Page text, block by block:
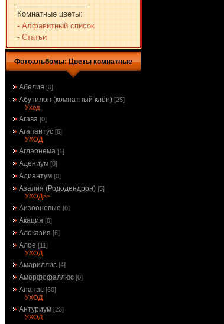
Комнатные цветы:
- Алфавитный список
- Статьи
Фотоальбомы: Цветы комнатные
Абелия [0]
Абутилон (комнатный клён) [25]
Уход
Агава [0]
Агапантус [6]
УХОД
Аглаонема [1]
Адениум [0]
Адиантум [0]
Азалия (Рододендрон) [5]
УХОД>>
Аизооновые [0]
Акация [0]
Алоказия [6]
Алое [11]
УХОД
Амариллис [4]
Аморфофаллюс [0]
Ананас [60]
УХОД
Антуриум [23]
УХОД